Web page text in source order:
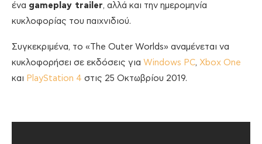
ένα gameplay trailer, αλλά και την ημερομηνία
κυκλοφορίας του παιχνιδιού.
Συγκεκριμένα, το «The Outer Worlds» αναμένεται να
κυκλοφορήσει σε εκδόσεις για Windows PC, Xbox One
και PlayStation 4 στις 25 Οκτωβρίου 2019.